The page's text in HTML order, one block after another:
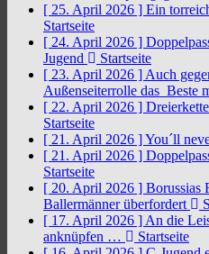
[ 25. April 2026 ] Ein
Startseite
[ 24. April 2026 ]
Jugend
Startseite
[ 23. April 2026 ] Auch
Außenseiterrolle das Beste
[ 22. April 2026 ]
Startseite
[ 21. April 2026 ]You´ll
[ 21. April 2026 ]
Startseite
[ 20. April 2026 ] Borussias
Ballermänner überfordert
[ 17. April 2026 ] An die
anknüpfen …
Startseite